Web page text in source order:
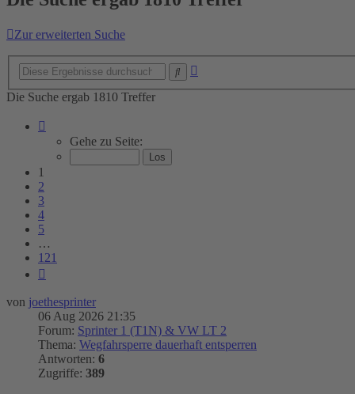
Zur erweiterten Suche
Die Suche ergab 1810 Treffer
von
Gehe zu Seite:
1
2
3
4
5
…
121
von joethesprinter
06 Aug 2026 21:35
Forum: Sprinter 1 (T1N) & VW LT 2
Thema: Wegfahrsperre dauerhaft entsperren
Antworten: 6
Zugriffe: 389